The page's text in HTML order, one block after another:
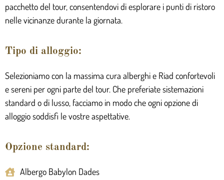
pacchetto del tour, consentendovi di esplorare i punti di ristoro
nelle vicinanze durante la giornata.
Tipo di alloggio:
Selezioniamo con la massima cura alberghi e Riad confortevoli
e sereni per ogni parte del tour. Che preferiate sistemazioni
standard o di lusso, facciamo in modo che ogni opzione di
alloggio soddisfi le vostre aspettative.
Opzione standard:
Albergo Babylon Dades